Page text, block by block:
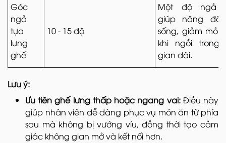
Góc
ngả
tựa
lưng
ghế
10 - 15 độ
Một độ ngả
giúp nâng đỡ
sống, giảm mỏi
khi ngồi trong
gian dài.
Lưu ý:
Ưu tiên ghế lưng thấp hoặc ngang vai: Điều này
giúp nhân viên dễ dàng phục vụ món ăn từ phía
sau mà không bị vướng víu, đồng thời tạo cảm
giác không gian mở và kết nối hơn.